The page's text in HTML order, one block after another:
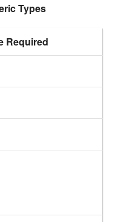
Types
Required